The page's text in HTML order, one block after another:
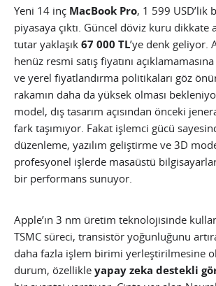
Yeni 14 inç MacBook Pro, 1 599 USD’lik
piyasaya çıktı. Güncel döviz kuru dikkate
tutar yaklaşık 67 000 TL’ye denk geliyor.
henüz resmi satış fiyatını
ve yerel fiyatlandırma politikaları göz
rakamın daha da yüksek olması
model, dış tasarım açısından önceki
fark taşımıyor. Fakat işlemci gücü
düzenleme, yazılım geliştirme ve 3D
profesyonel işlerde masaüstü
bir performans sunuyor.
Apple’ın 3 nm üretim teknolojisinde
TSMC süreci, transistör yoğunluğunu
daha fazla işlem birimi yerleştirilmesine
durum, özellikle yapay zeka destekli